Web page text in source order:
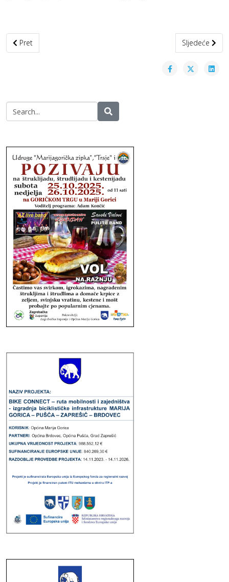
Prethodni članak: JAVNI NATJEČAJ za davanje u zakup poslovnih
Pret Sljedeći
Sljedeće